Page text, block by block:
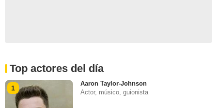
Top actores del día
1
Aaron Taylor-Johnson
Actor, músico, guionista